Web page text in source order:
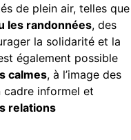
de plein air, telles que
les randonnées, des
la solidarité et la
également possible
calmes, à l’image des
cadre informel et
relations